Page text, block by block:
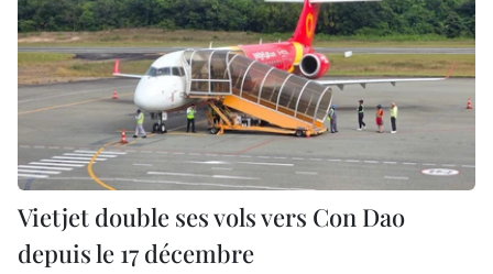
Vietjet double ses vols vers Con Dao
depuis le 17 décembre